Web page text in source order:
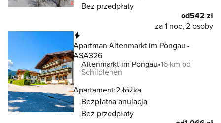
Bez przedpłaty
od542 zł
za 1 noc, 2 osoby
Apartman Altenmarkt im Pongau -
ASA326
Altenmarkt im Pongau 16 km od
Schildlehen
Apartament:2 łóżka
Bezpłatna anulacja
Bez przedpłaty